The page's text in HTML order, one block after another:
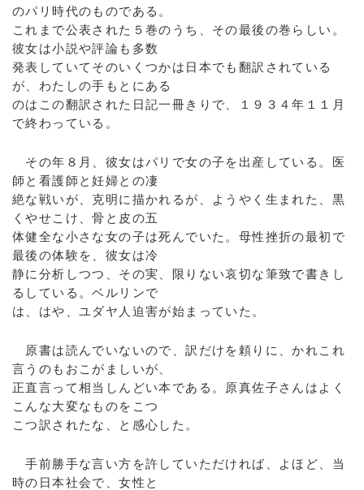
のパリ時代のものである。
これまで公表された５巻のうち、その最後の巻らしい。
彼女は小説や評論も多数
発表していてそのいくつかは日本でも翻訳されている
が、わたしの手もとにある
のはこの翻訳された日記一冊きりで、１９３４年１１月
で終わっている。
その年８月、彼女はパリで女の子を出産している。医
師と看護師と妊婦との凄
絶な戦いが、克明に描かれるが、ようやく生まれた、黒
くやせこけ、骨と皮の五
体健全な小さな女の子は死んでいた。母性挫折の最初で
最後の体験を、彼女は冷
静に分析しつつ、その実、限りない哀切な筆致で書きし
るしている。ベルリンで
は、はや、ユダヤ人迫害が始まっていた。
原書は読んでいないので、訳だけを頼りに、かれこれ
言うのもおこがましいが、
正直言って相当しんどい本である。原真佐子さんはよく
こんな大変なものをこつ
こつ訳されたな、と感心した。
手前勝手な言い方を許していただければ、よほど、当
時の日本社会で、女性と